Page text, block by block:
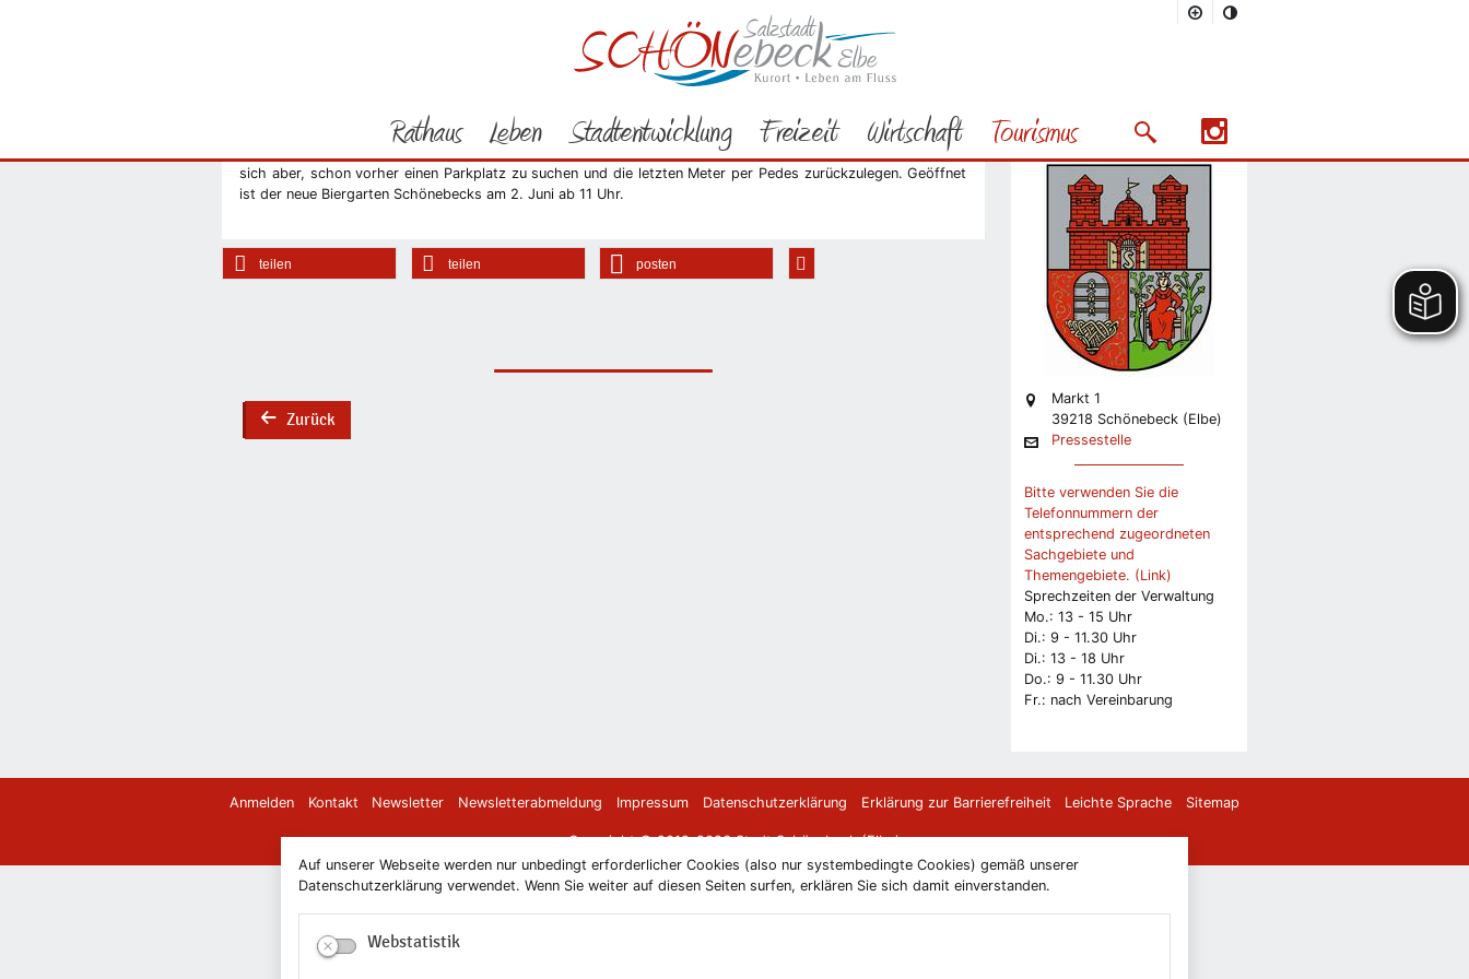
Auf unserer Webseite werden nur unbedingt erforderlicher Cookies (also nur systembedingte Cookies) gemäß unserer
Datenschutzerklärung verwendet. Wenn Sie weiter auf diesen Seiten surfen, erklären Sie sich damit einverstanden.
Webstatistik
Rathaus Leben Stadtentwicklung Freizeit Wirtschaft Tourismus Suchmaske öffnen/schließen
Vorheriges Bild Nächstes Bild
Bürgerservice Aktuelles 2011
WELTRAD: Lockeres Pre-Opening zum Schauen
zu Fuß oder mit dem Rad über den Elbweg direkt vom Fluss her oder mit dem Fahrzeug über die Einfahrt an
der Zulassungsstelle zu Weltrad gelangen, da die Burgstraße wegen Bauarbeiten gesperrt ist. Es empfiehlt
sich aber, schon vorher einen Parkplatz zu suchen und die letzten Meter per Pedes zurückzulegen. Geöffnet
ist der neue Biergarten Schönebecks am 2. Juni ab 11 Uhr.
teilen teilen posten
backZurück
Stabsstelle Presse und
Präsentation
Markt 1
39218 Schönebeck (Elbe)
Pressestelle
Bitte verwenden Sie die
Telefonnummern der
entsprechend zugeordneten
Sachgebiete und
Themengebiete. (Link)
Sprechzeiten der Verwaltung
Mo.: 13 - 15 Uhr
Di.: 9 - 11.30 Uhr
Di.: 13 - 18 Uhr
Do.: 9 - 11.30 Uhr
Fr.: nach Vereinbarung
Anmelden Kontakt Newsletter Newsletterabmeldung Impressum Datenschutzerklärung Erklärung zur Barrierefreiheit Leichte Sprache Sitemap
Copyright © 2019-2026 Stadt Schönebeck (Elbe)